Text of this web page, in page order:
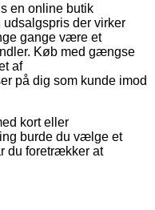
en online butik
udsalgspris der virker
gange være et
Køb med gængse
af
på dig som kunde imod
kort eller
burde du vælge et
du foretrækker at